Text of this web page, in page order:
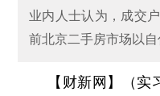
业内人士认为，成交
前北京二手房市场以
【财新网】（实